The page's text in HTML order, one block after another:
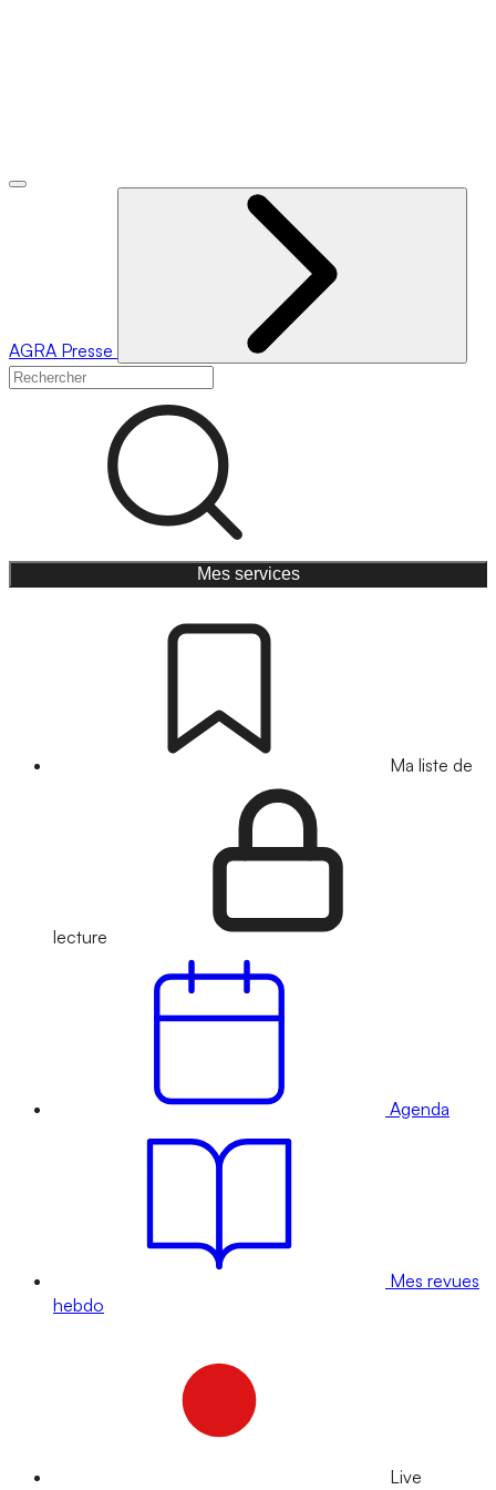
AGRA Presse
Mes services
Ma liste de
lecture
Agenda
Mes revues
hebdo
Live